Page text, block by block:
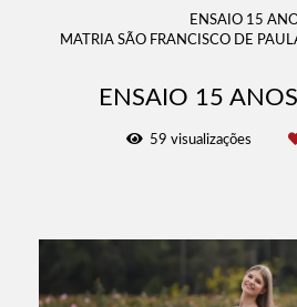
ENSAIO 15
MATRIA SÃO FRANCISCO DE
ENSAIO 15
59 visualizações